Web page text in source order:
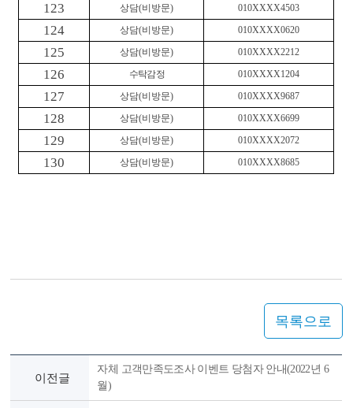
123 상담(비방문) 010XXXX4503
124 상담(비방문) 010XXXX0620
125 상담(비방문) 010XXXX2212
126 수탁감정 010XXXX1204
127 상담(비방문) 010XXXX9687
128 상담(비방문) 010XXXX6699
129 상담(비방문) 010XXXX2072
130 상담(비방문) 010XXXX8685
목록으로
이전글
자체 고객만족도조사 이벤트 당첨자 안내(2022년 6
월)